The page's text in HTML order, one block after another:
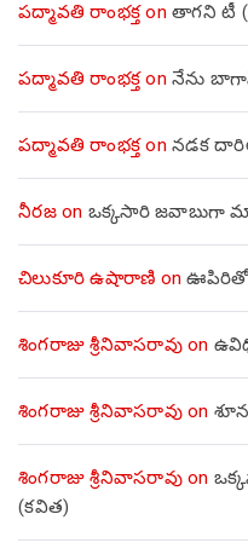
పద్మావతి రాంభక్తon తాగని టీ
పద్మావతి రాంభక్తon నేను
పద్మావతి రాంభక్తon నడక
నీరజon ఒక్కసారి జవాబుగా
చిలుకూరి ఉషారాణి onఊపిరితో
శింగరాజు శ్రీనివాసరావుon
శింగరాజు శ్రీనివాసరావుon
శింగరాజు శ్రీనివాసరావుon
(కవిత)